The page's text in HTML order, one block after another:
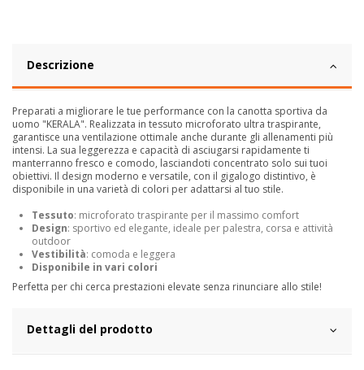
Descrizione
Preparati a migliorare le tue performance con la canotta sportiva da
uomo "KERALA". Realizzata in tessuto microforato ultra traspirante,
garantisce una ventilazione ottimale anche durante gli allenamenti più
intensi. La sua leggerezza e capacità di asciugarsi rapidamente ti
manterranno fresco e comodo, lasciandoti concentrato solo sui tuoi
obiettivi. Il design moderno e versatile, con il gigalogo distintivo, è
disponibile in una varietà di colori per adattarsi al tuo stile.
Tessuto: microforato traspirante per il massimo comfort
Design: sportivo ed elegante, ideale per palestra, corsa e attività
outdoor
Vestibilità: comoda e leggera
Disponibile in vari colori
Perfetta per chi cerca prestazioni elevate senza rinunciare allo stile!
Dettagli del prodotto